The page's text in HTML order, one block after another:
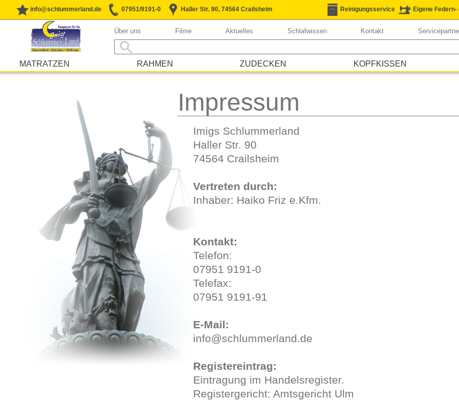
info@schlummerland.de 07951/9191-0 Haller Str. 90, 74564 Crailsheim Eigene
Reinigungsservice
Über uns Filme Aktuelles Schlafwissen Kontakt
MATRATZEN RAHMEN ZUDECKEN KOPFKISSEN
Impressum
Imigs Schlummerland
Haller Str. 90
74564 Crailsheim
Vertreten durch:
Inhaber: Haiko Friz e.Kfm.
Kontakt:
Telefon:
07951 9191-0
Telefax:
07951 9191-91
E-Mail:
info@schlummerland.de
Registereintrag:
Eintragung im Handelsregister.
Registergericht: Amtsgericht Ulm